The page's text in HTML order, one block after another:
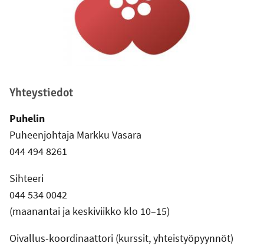
Yhteystiedot
Puhelin
Puheenjohtaja Markku Vasara
044 494 8261
Sihteeri
044 534 0042
(maanantai ja keskiviikko klo 10–15)
Oivallus-koordinaattori (kurssit, yhteistyöpyynnöt)